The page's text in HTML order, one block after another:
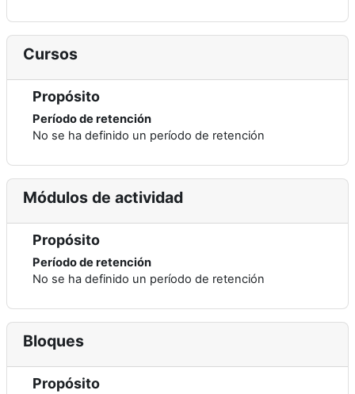
Cursos
Propósito
Período de retención
No se ha definido un período de retención
Módulos de actividad
Propósito
Período de retención
No se ha definido un período de retención
Bloques
Propósito